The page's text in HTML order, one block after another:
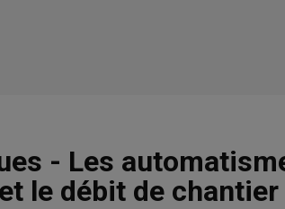
- Les
le débit de chantier